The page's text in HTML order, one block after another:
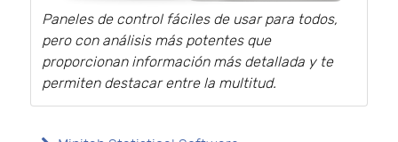
Paneles de control fáciles de usar para todos,
pero con análisis más potentes que
proporcionan información más detallada y te
permiten destacar entre la multitud.